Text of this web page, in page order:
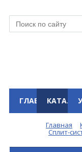
ГЛАВНАЯКАТАЛОГ
Главная
Сплит-